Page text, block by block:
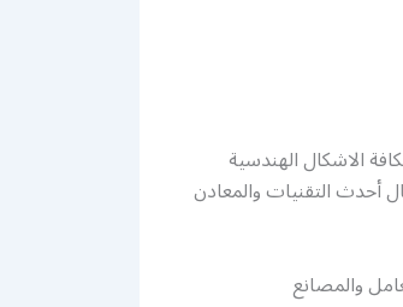
الاشكال الهندسية
أحدث التقنيات والمعادن
والمصانع